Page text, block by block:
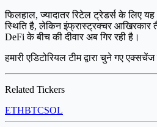
फिलहाल, ज्यादातर रिटेल ट्रेडर्स के लिए
स्थिति है, लेकिन इंफ्रास्ट्रक्चर आखिरकार
DeFi के बीच की दीवार अब गिर रही है।
हमारी एडिटोरियल टीम द्वारा चुने गए
Related Tickers
ETHBTCSOL